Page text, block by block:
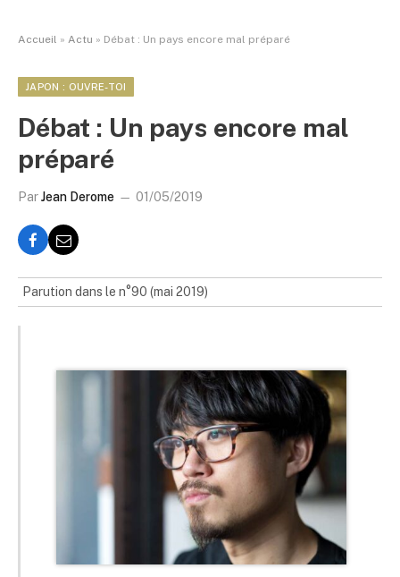
Accueil » Actu » Débat : Un pays encore mal préparé
JAPON : OUVRE-TOI
Débat : Un pays encore mal
préparé
ParJean Derome 01/05/2019
Parution dans le n°90 (mai 2019)